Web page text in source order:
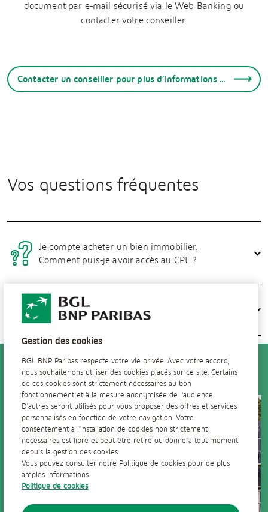
document par e-mail sécurisé via le Web Banking ou
contacter votre conseiller.
Contacter un conseiller pour plus d’informations sur le CPE
Vos questions fréquentes
Je compte acheter un bien immobilier.
Comment puis-je avoir accès au CPE ?
Quelle est la durée de validité de mon CPE ?
Découvrez aussi
Gestion des cookies
BGL BNP Paribas respecte votre vie privée. Avec votre accord,
nous souhaiterions utiliser des cookies placés sur ce site. Certains
de ces cookies sont strictement nécessaires au bon
fonctionnement et à la mesure anonymisée de l'audience.
D'autres seront utilisés pour vous proposer des offres et services
personnalisés en fonction de votre navigation. Votre
consentement à l'installation de cookies non strictement
nécessaires est libre et peut être retiré ou donné à tout moment
depuis la gestion des cookies.
Vous pouvez consulter notre Politique de cookies pour de plus
amples informations.
Politique de cookies